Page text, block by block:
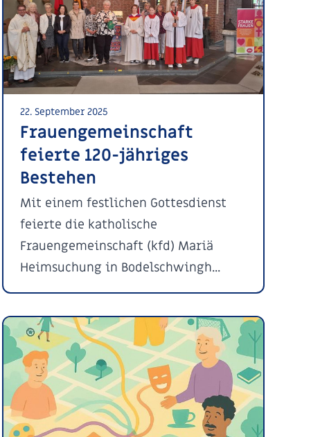
22. September 2025
Frauengemeinschaft
feierte 120-jähriges
Bestehen
Mit einem festlichen Gottesdienst
feierte die katholische
Frauengemeinschaft (kfd) Mariä
Heimsuchung in Bodelschwingh...